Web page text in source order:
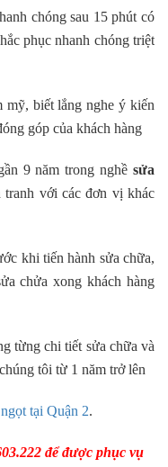
chóng sau 15 phút có
phục nhanh chóng triệt
biết lắng nghe ý kiến
góp của khách hàng
9 năm trong nghề sửa
với các đơn vị khác
khi tiến hành sửa chữa,
chửa xong khách hàng
từng chi tiết sửa chữa và
tôi từ 1 năm trở lên
tại Quận 2.
để được phục vụ